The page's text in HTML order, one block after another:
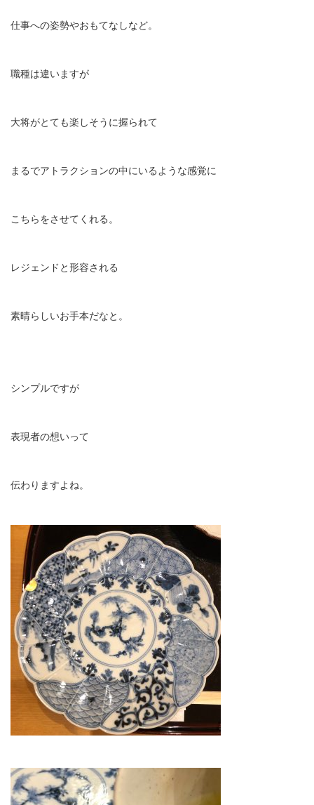
仕事への姿勢やおもてなしなど。
職種は違いますが
大将がとても楽しそうに握られて
まるでアトラクションの中にいるような感覚に
こちらをさせてくれる。
レジェンドと形容される
素晴らしいお手本だなと。
シンプルですが
表現者の想いって
伝わりますよね。